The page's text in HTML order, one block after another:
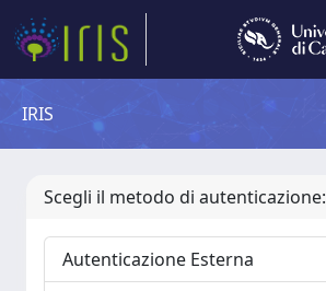
IRIS
Scegli il metodo di autenticazione:
Autenticazione Esterna